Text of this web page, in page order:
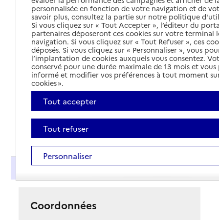
Présentation
Coordonnées
personnalisée en fonction de votre navigation et de
savoir plus, consultez la partie sur notre politique
Si vous cliquez sur « Tout Accepter », l’éditeur du
partenaires déposeront ces cookies sur votre terminal
navigation. Si vous cliquez sur « Tout Refuser », ces
déposés. Si vous cliquez sur « Personnaliser », vous
l’implantation de cookies auxquels vous consentez.
conservé pour une durée maximale de 13 mois et
informé et modifier vos préférences à tout moment
cookies ».
Tout accepter
Tout refuser
Personnaliser